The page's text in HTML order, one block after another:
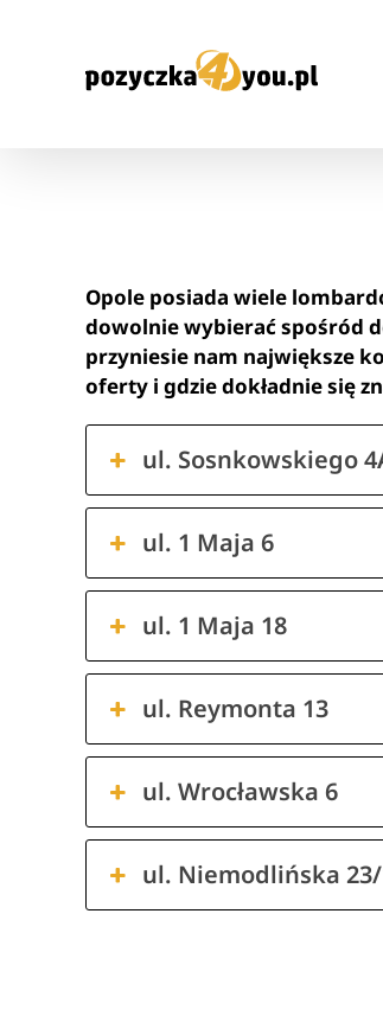
zawartości
Opole posiada wiele
dowolnie wybierać spośród
przyniesie nam największe
oferty i gdzie dokładnie się
ul. Sosnkowskiego
ul. 1 Maja 6
ul. 1 Maja 18
ul. Reymonta 13
ul. Wrocławska 6
ul. Niemodlińska